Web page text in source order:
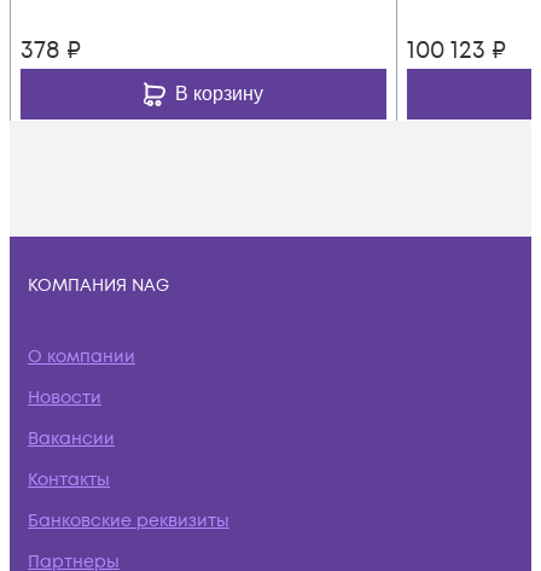
378 ₽
В корзину
100 123 ₽
КОМПАНИЯ NAG
О компании
Новости
Вакансии
Контакты
Банковские реквизиты
Партнеры